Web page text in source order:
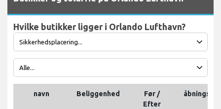
Hvilke butikker ligger i Orlando Lufthavn?
navn Beliggenhed
Før /
Efter